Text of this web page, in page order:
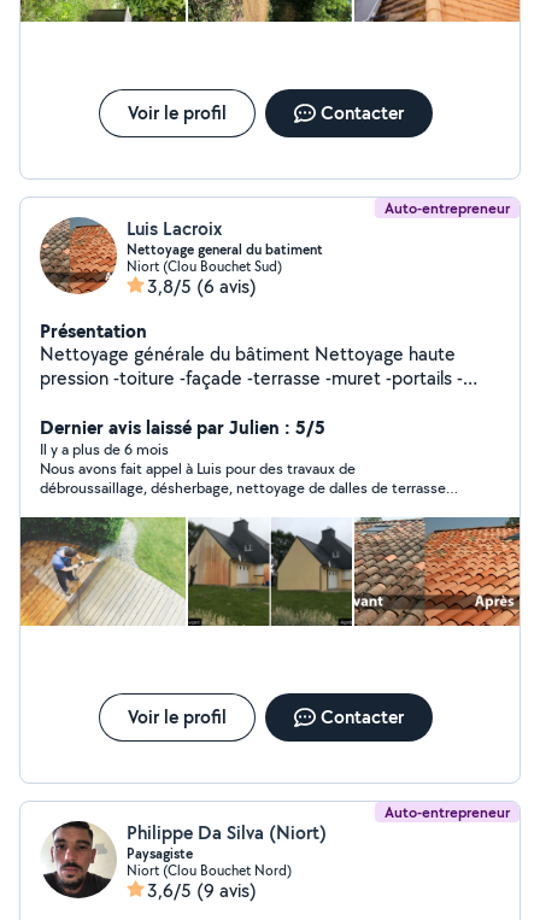
Voir le profil Contacter
Auto-entrepreneur
Luis Lacroix
Nettoyage general du batiment
Niort (Clou Bouchet Sud)
3,8/5 (6 avis)
Présentation
Nettoyage générale du bâtiment Nettoyage haute
pression -toiture -façade -terrasse -muret -portails -
Dernier avis laissé par Julien : 5/5
Il y a plus de 6 mois
Nous avons fait appel à Luis pour des travaux de
débroussaillage, désherbage, nettoyage de dalles de terrasse
courageux et arrangeant. Je le recommande à tous ??????
Voir le profil Contacter
Auto-entrepreneur
Philippe Da Silva (Niort)
Paysagiste
Niort (Clou Bouchet Nord)
3,6/5 (9 avis)